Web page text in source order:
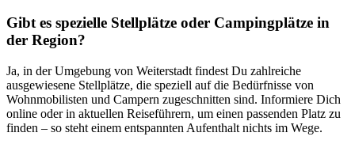
Gibt es spezielle Stellplätze oder Campingplätze in
der Region?
Ja, in der Umgebung von Weiterstadt findest Du zahlreiche
ausgewiesene Stellplätze, die speziell auf die Bedürfnisse von
Wohnmobilisten und Campern zugeschnitten sind. Informiere Dich
online oder in aktuellen Reiseführern, um einen passenden Platz zu
finden – so steht einem entspannten Aufenthalt nichts im Wege.